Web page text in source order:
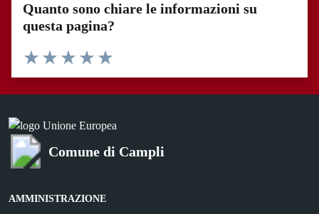
Quanto sono chiare le informazioni su
questa pagina?
Comune di Campli
AMMINISTRAZIONE